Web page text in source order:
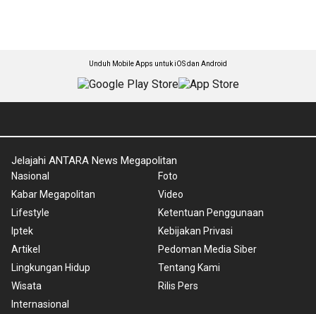
Unduh Mobile Apps untuk iOS dan Android
Jelajahi ANTARA News Megapolitan
Nasional
Kabar Megapolitan
Lifestyle
Iptek
Artikel
Lingkungan Hidup
Wisata
Internasional
Foto
Video
Ketentuan Penggunaan
Kebijakan Privasi
Pedoman Media Siber
Tentang Kami
Rilis Pers